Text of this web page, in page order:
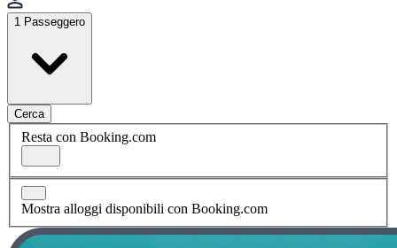
1 Passeggero
Cerca
Resta con Booking.com
Mostra alloggi disponibili con Booking.com